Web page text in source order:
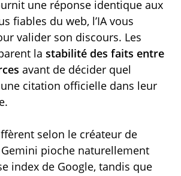
une réponse identique aux
fiables du web, l’IA vous
valider son discours. Les
la stabilité des faits entre
avant de décider quel
citation officielle dans leur
selon le créateur de
Gemini pioche naturellement
index de Google, tandis que